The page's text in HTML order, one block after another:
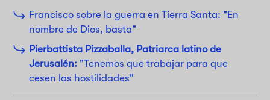
Francisco sobre la guerra en Tierra Santa: "En
nombre de Dios, basta"
Pierbattista Pizzaballa, Patriarca latino de
Jerusalén:"Tenemos que trabajar para que
cesen las hostilidades"